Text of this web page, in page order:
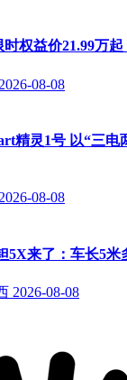
时权益价21.99万
2026-08-08
精灵1号 以“三电
2026-08-08
5X来了：车长5米
2026-08-08